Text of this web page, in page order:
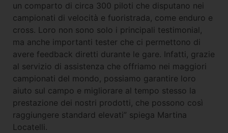
un comparto di circa 300 piloti che disputano nei
campionati di velocità e fuoristrada, come enduro e
cross. Loro non sono solo i principali testimonial,
ma anche importanti tester che ci permettono di
avere feedback diretti durante le gare. Infatti, grazie
al servizio di assistenza che offriamo nei maggiori
campionati del mondo, possiamo garantire loro
aiuto sul campo e migliorare al tempo stesso la
prestazione dei nostri prodotti, che possono così
raggiungere standard elevati” spiega Martina
Locatelli.